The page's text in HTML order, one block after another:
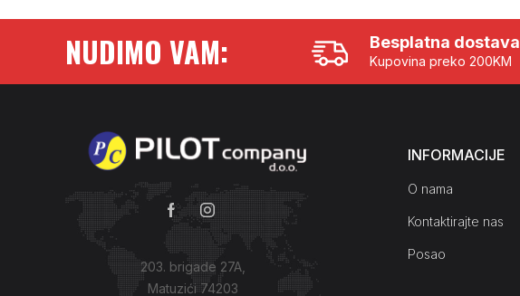
NUDIMO VAM: Besplatna dostava
Kupovina preko 200KM
203. brigade 27A,
Matuzići 74203
INFORMACIJE
O nama
Kontaktirajte nas
Posao